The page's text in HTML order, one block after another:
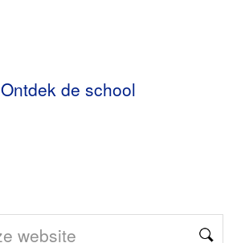
Ontdek de school